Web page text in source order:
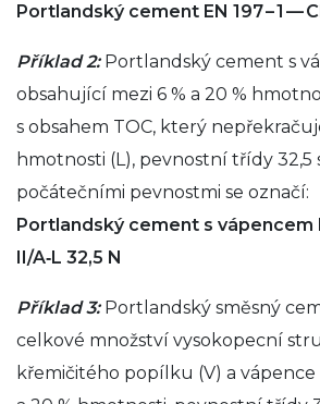
Portlandský cement EN 197 – 1 —
Příklad 2:Portlandský cement s
obsahující mezi 6 % a 20 %
s obsahem TOC, který
hmotnosti (L), pevnostní třídy 32,5
počátečními pevnostmi se označí:
Portlandský cement s vápencem
II/A‑L 32,5 N
Příklad 3:Portlandský směsný
celkové množství vysokopecní
křemičitého popílku (V) a vápence